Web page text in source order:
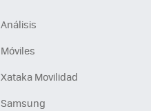
Análisis
Móviles
Xataka Movilidad
Samsung